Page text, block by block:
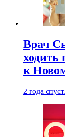
Врач
ходить
к
2 года